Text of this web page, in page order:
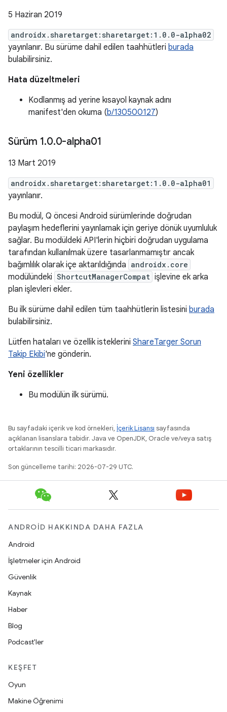
5 Haziran 2019
androidx.sharetarget:sharetarget:1.0.0-alpha02
yayınlanır. Bu sürüme dahil edilen taahhütleri burada
bulabilirsiniz.
Hata düzeltmeleri
Kodlanmış ad yerine kısayol kaynak adını
manifest'den okuma (b/130500127)
Sürüm 1.0.0-alpha01
13 Mart 2019
androidx.sharetarget:sharetarget:1.0.0-alpha01
yayınlanır.
Bu modül, Q öncesi Android sürümlerinde doğrudan
paylaşım hedeflerini yayınlamak için geriye dönük uyumluluk
sağlar. Bu modüldeki API'lerin hiçbiri doğrudan uygulama
tarafından kullanılmak üzere tasarlanmamıştır ancak
bağımlılık olarak içe aktarıldığında androidx.core
modülündeki ShortcutManagerCompat işlevine ek arka
plan işlevleri ekler.
Bu ilk sürüme dahil edilen tüm taahhütlerin listesini burada
bulabilirsiniz.
Lütfen hataları ve özellik isteklerini ShareTarger Sorun
Takip Ekibi'ne gönderin.
Yeni özellikler
Bu modülün ilk sürümü.
Bu sayfadaki içerik ve kod örnekleri, İçerik Lisansı sayfasında
açıklanan lisanslara tabidir. Java ve OpenJDK, Oracle ve/veya satış
ortaklarının tescilli ticari markasıdır.
Son güncelleme tarihi: 2026-07-29 UTC.
ANDROID HAKKINDA DAHA FAZLA
Android
İşletmeler için Android
Güvenlik
Kaynak
Haber
Blog
Podcast'ler
KEŞFET
Oyun
Makine Öğrenimi